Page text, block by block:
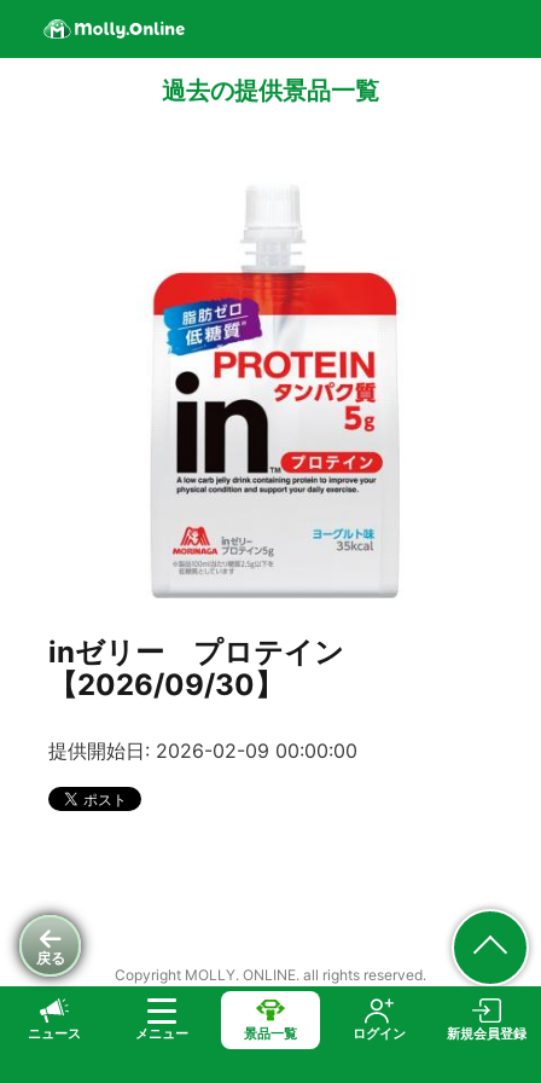
ニュース メニュー 景品一覧 ログイン 新規会員登録
戻る
過去の提供景品一覧
inゼリー プロテイン
【2026/09/30】
提供開始日: 2026-02-09 00:00:00
Copyright MOLLY. ONLINE. all rights reserved.